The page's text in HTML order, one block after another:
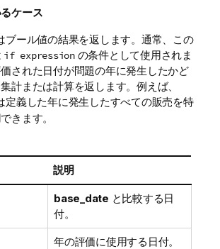
ケース
ブール値の結果を返します。通常、この
if expressionの条件として使用されま
された日付が問題の年に発生したかど
計または計算を返します。例えば、
定義した年に発生したすべての販売を特
きます。
説明
base_date と比較する日
付。
年の評価に使用する日付。